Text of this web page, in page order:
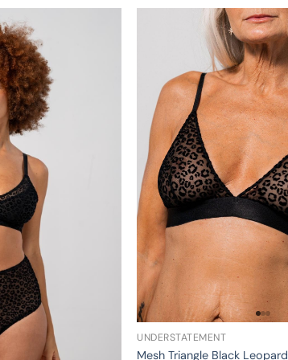
UNDERSTATEMENT
Mesh Triangle Black Leopard